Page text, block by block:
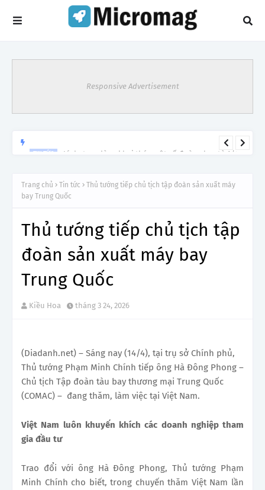
Responsive Advertisement
Lý do tạm dừng khai thác một số đường bay từ 1/4
Trang chủ Tin tức
Thủ tướng tiếp chủ tịch tập đoàn sản xuất máy
bay Trung Quốc
Thủ tướng tiếp chủ tịch tập
đoàn sản xuất máy bay
Trung Quốc
Kiều Hoa tháng 3 24, 2026
(Diadanh.net) – Sáng nay (14/4), tại trụ sở Chính phủ,
Thủ tướng Phạm Minh Chính tiếp ông Hà Đông Phong –
Chủ tịch Tập đoàn tàu bay thương mại Trung Quốc
(COMAC) – đang thăm, làm việc tại Việt Nam.
Việt Nam luôn khuyến khích các doanh nghiệp tham
gia đầu tư
Trao đổi với ông Hà Đông Phong, Thủ tướng Phạm
Minh Chính cho biết, trong chuyến thăm Việt Nam lần